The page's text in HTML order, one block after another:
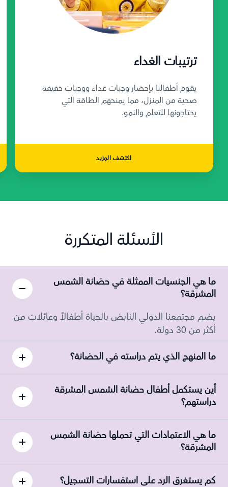
ترتيبات الغداء
يقوم أطفالنا بإحضار وجبات غداء ووجبات خفيفة
صحية من المنزل، مما يمنحهم الطاقة التي
يحتاجونها للتعلم والنمو.
اكتشف المزيد
الأسئلة المتكررة
ما هي الجنسيات الممثلة في حضانة الشمس
المشرقة؟
يضم مجتمعنا الدولي النابض بالحياة أطفالاً وعائلات من
أكثر من 30 دولة.
ما المنهج الذي يتم دراسته في الحضانة؟
أين يستكمل أطفال حضانة الشمس المشرقة
دراستهم؟
ما هي الاعتمادات التي تحملها حضانة الشمس
المشرقة؟
كم يستغرق الرد على استفسارات التسجيل؟